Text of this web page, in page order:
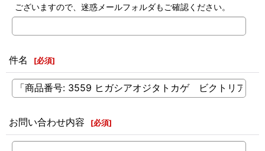
ございますので、迷惑メールフォルダもご確認ください。
件名 [必須]
お問い合わせ内容 [必須]